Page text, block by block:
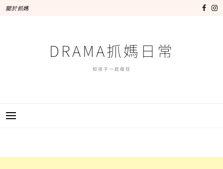
關於抓媽
DRAMA抓媽日常
和孩子一起瘋狂